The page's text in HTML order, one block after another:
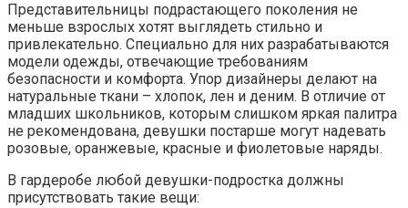
Представительницы подрастающего поколения не
меньше взрослых хотят выглядеть стильно и
привлекательно. Специально для них разрабатываются
модели одежды, отвечающие требованиям
безопасности и комфорта. Упор дизайнеры делают на
натуральные ткани – хлопок, лен и деним. В отличие от
младших школьников, которым слишком яркая палитра
не рекомендована, девушки постарше могут надевать
розовые, оранжевые, красные и фиолетовые наряды.
В гардеробе любой девушки-подростка должны
присутствовать такие вещи: